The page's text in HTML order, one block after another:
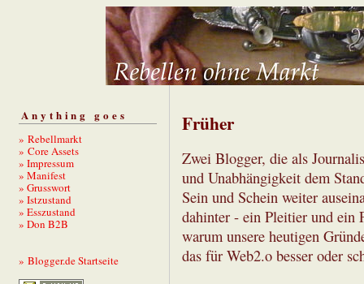
Anything goes
» Rebellmarkt
» Core Assets
» Impressum
» Manifest
» Grusswort
» Istzustand
» Esszustand
» Don B2B
» Blogger.de Startseite
Früher
Zwei Blogger, die als
und Unabhängigkeit dem
Sein und Schein weiter
dahinter - ein Pleitier und ein
warum unsere heutigen
das für Web2.o besser oder